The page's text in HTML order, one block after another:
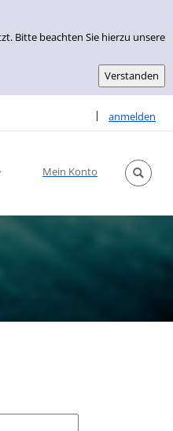
Bitte beachten Sie hierzu unsere
| anmelden
Sprache
Mein Konto